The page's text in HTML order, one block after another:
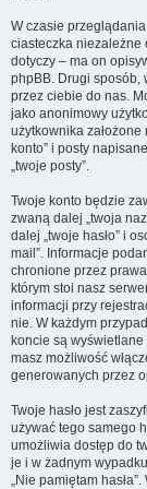
W czasie przeglądania
ciasteczka niezależne
dotyczy – ma on
phpBB. Drugi sposób,
przez ciebie do nas.
jako anonimowy
użytkownika założone
konto” i posty
„twoje posty”.
Twoje konto będzie
zwaną dalej „twoja
dalej „twoje hasło” i
mail”. Informacje
chronione przez
którym stoi nasz
informacji przy
nie. W każdym
koncie są
masz możliwość
generowanych przez
Twoje hasło jest
używać tego samego
umożliwia dostęp do
je i w żadnym
„Nie pamiętam